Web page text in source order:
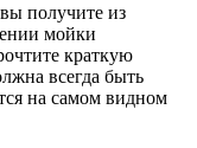
получите из
мойки
краткую
всегда быть
на самом видном